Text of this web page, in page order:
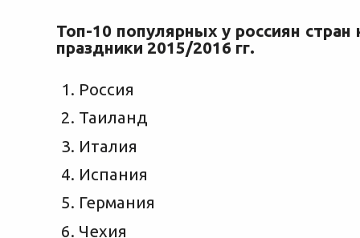
Топ-10 популярных у россиян стран
праздники 2015/2016 гг.
Россия
Таиланд
Италия
Испания
Германия
Чехия